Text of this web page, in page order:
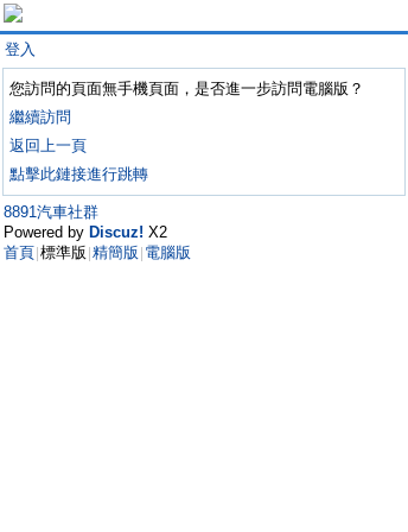
登入
您訪問的頁面無手機頁面，是否進一步訪問電腦版？
繼續訪問
返回上一頁
點擊此鏈接進行跳轉
8891汽車社群
Powered by Discuz! X2
首頁 標準版 精簡版 電腦版